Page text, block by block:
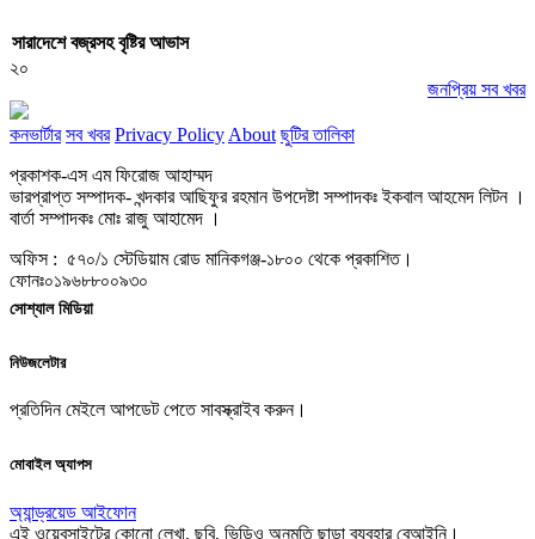
সারাদেশে বজ্রসহ বৃষ্টির আভাস
২০
জনপ্রিয় সব খবর
কনভার্টার সব খবর Privacy Policy About ছুটির তালিকা
প্রকাশক-এস এম ফিরোজ আহাম্মদ
ভারপ্রাপ্ত সম্পাদক- খন্দকার আছিফুর রহমান উপদেষ্টা সম্পাদকঃ ইকবাল আহমেদ লিটন ।
বার্তা সম্পাদকঃ মোঃ রাজু আহামেদ ।
অফিস : ৫৭০/১ স্টেডিয়াম রোড মানিকগঞ্জ-১৮০০ থেকে প্রকাশিত।
ফোনঃ০১৯৬৮৮০০৯৩০
সোশ্যাল মিডিয়া
নিউজলেটার
প্রতিদিন মেইলে আপডেট পেতে সাবস্ক্রাইব করুন।
মোবাইল অ্যাপস
অ্যান্ড্রয়েড আইফোন
এই ওয়েবসাইটের কোনো লেখা, ছবি, ভিডিও অনুমতি ছাড়া ব্যবহার বেআইনি।